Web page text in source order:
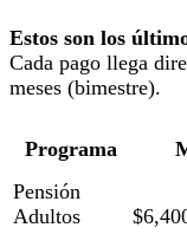
Estos son los
Cada pago llega
meses (bimestre).
Programa
Pensión
Adultos